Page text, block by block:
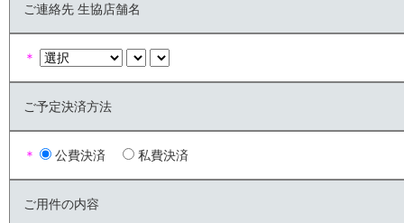
ご連絡先 生協店舗名
＊
ご予定決済方法
＊ 公費決済 私費決済
ご用件の内容